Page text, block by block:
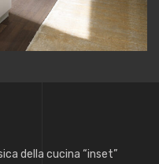
della cucina “inset”